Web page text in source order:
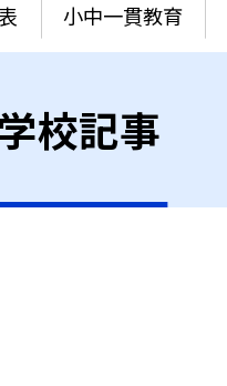
小中一貫教育
校記事